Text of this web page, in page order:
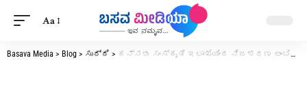
Aa
Basava Media > Blog > ಸುದ್ದಿ > ಕನ್ನಡ ಸಂಸ್ಕೃತಿ ಇಲಾಖೆಯಿಂದ ನಿಜಶರಣ ಅಂಬಿಗರ ಚೌಡಯ್ಯನವರ ಜಯಂತಿ